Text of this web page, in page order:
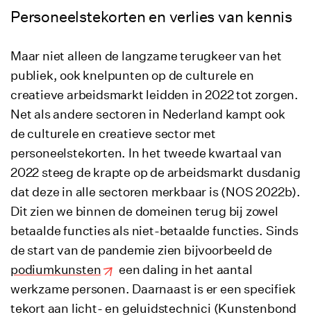
Personeelstekorten en verlies van kennis
Maar niet alleen de langzame terugkeer van het
publiek, ook knelpunten op de culturele en
creatieve arbeidsmarkt leidden in 2022 tot zorgen.
Net als andere sectoren in Nederland kampt ook
de culturele en creatieve sector met
personeelstekorten. In het tweede kwartaal van
2022 steeg de krapte op de arbeidsmarkt dusdanig
dat deze in alle sectoren merkbaar is (NOS 2022b).
Dit zien we binnen de domeinen terug bij zowel
betaalde functies als niet-betaalde functies. Sinds
de start van de pandemie zien bijvoorbeeld de
podiumkunsten
een daling in het aantal
werkzame personen. Daarnaast is er een specifiek
tekort aan licht- en geluidstechnici (Kunstenbond